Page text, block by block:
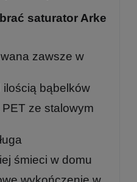
saturator Arke
zawsze w
ilością bąbelków
ze stalowym
śmieci w domu